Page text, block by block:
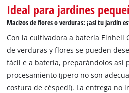
Ideal para jardines
Macizos de flores o verduras: ¡así tu jardín
Con la cultivadora a batería Einhell
de verduras y flores se pueden
fácil e a batería, preparándolos así
procesamiento (¡pero no son
costura de césped!). La entrega no